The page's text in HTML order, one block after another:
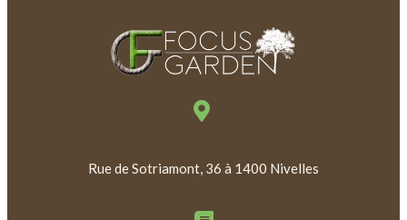
Rue de Sotriamont, 36 à 1400 Nivelles